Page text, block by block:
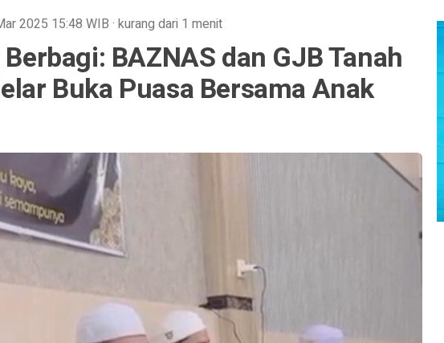
2025 15:48 WIB · kurang dari 1 menit
BAZNAS dan GJB Tanah
Buka Puasa Bersama Anak